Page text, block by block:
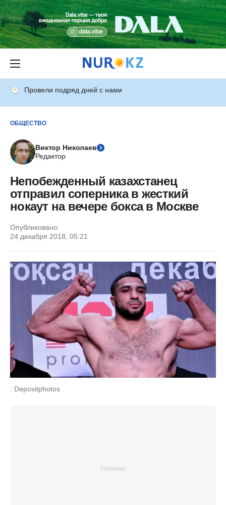
Провели подряд дней с нами
ОБЩЕСТВО
Виктор Николаев
Редактор
Непобежденный казахстанец
отправил соперника в жесткий
нокаут на вечере бокса в Москве
Опубликовано:
24 декабря 2018, 05:21
: Depositphotos